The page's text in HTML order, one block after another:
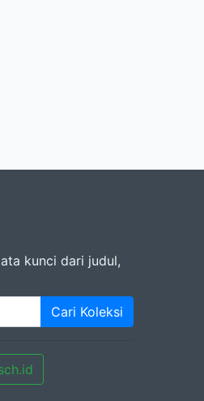
kunci dari judul,
Cari Koleksi